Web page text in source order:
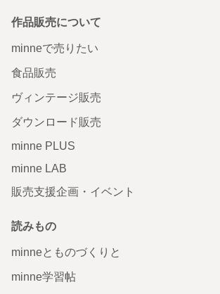
作品販売について
minneで売りたい
食品販売
ヴィンテージ販売
ダウンロード販売
minne PLUS
minne LAB
販売支援企画・イベント
読みもの
minneとものづくりと
minne学習帖